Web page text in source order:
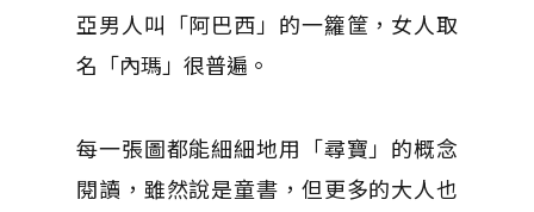
亞男人叫「阿巴西」的一籮筐，女人取
名「內瑪」很普遍。
每一張圖都能細細地用「尋寶」的概念
閱讀，雖然說是童書，但更多的大人也